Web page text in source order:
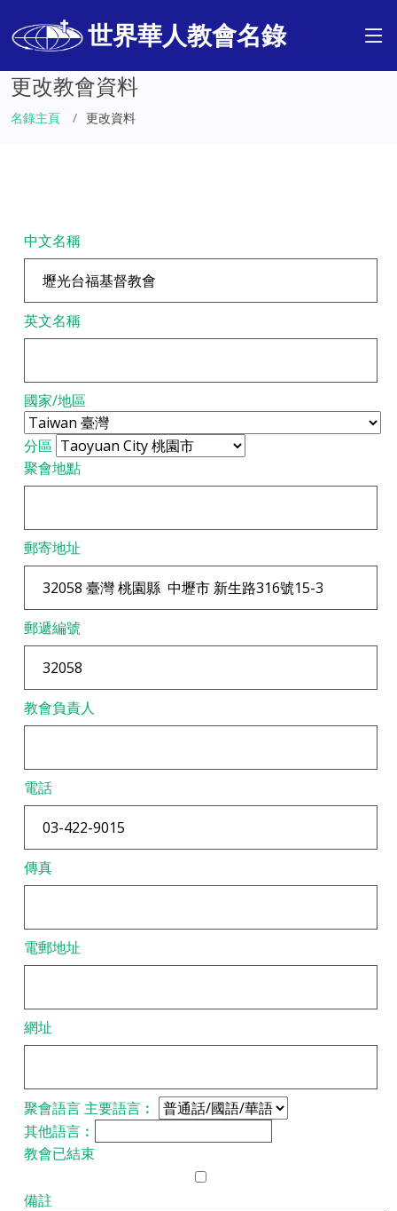
世界華人教會名錄
更改教會資料
名錄主頁 更改資料
中文名稱
英文名稱
國家/地區
分區
聚會地點
郵寄地址
郵遞編號
教會負責人
電話
傳真
電郵地址
網址
聚會語言 主要語言︰
其他語言︰
教會已結束
備註